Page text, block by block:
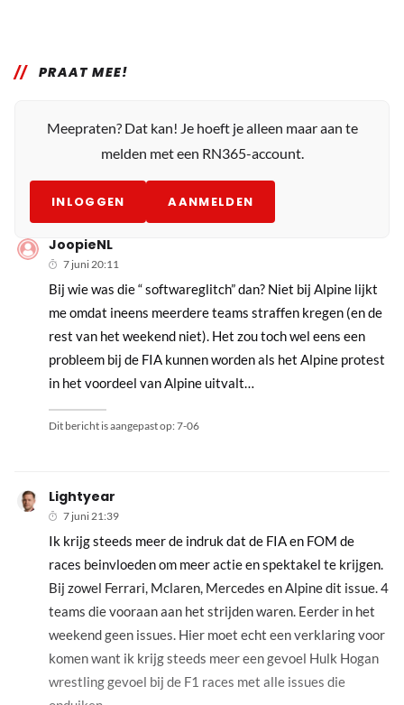
PRAAT MEE!
Meepraten? Dat kan! Je hoeft je alleen maar aan te
melden met een RN365-account.
INLOGGEN AANMELDEN
JoopieNL
7 juni 20:11
Bij wie was die “ softwareglitch” dan? Niet bij Alpine lijkt
me omdat ineens meerdere teams straffen kregen (en de
rest van het weekend niet). Het zou toch wel eens een
probleem bij de FIA kunnen worden als het Alpine protest
in het voordeel van Alpine uitvalt…
Dit bericht is aangepast op:7-06
Lightyear
7 juni 21:39
Ik krijg steeds meer de indruk dat de FIA en FOM de
races beinvloeden om meer actie en spektakel te krijgen.
Bij zowel Ferrari, Mclaren, Mercedes en Alpine dit issue. 4
teams die vooraan aan het strijden waren. Eerder in het
weekend geen issues. Hier moet echt een verklaring voor
komen want ik krijg steeds meer een gevoel Hulk Hogan
wrestling gevoel bij de F1 races met alle issues die